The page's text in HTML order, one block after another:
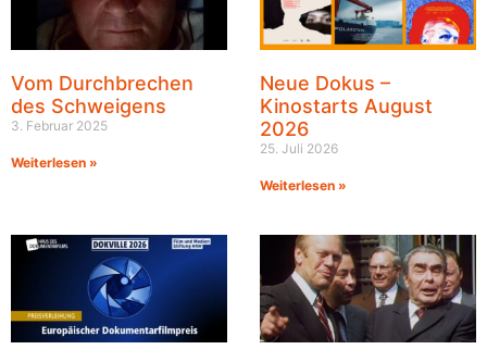
Vom Durchbrechen
des Schweigens
3. Februar 2025
Weiterlesen »
Neue Dokus –
Kinostarts August
2026
25. Juli 2026
Weiterlesen »